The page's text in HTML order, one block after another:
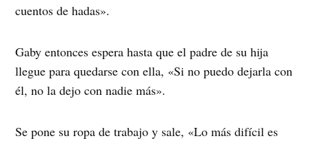
cuentos de hadas».
Gaby entonces espera hasta que el padre de su hija
llegue para quedarse con ella, «Si no puedo dejarla con
él, no la dejo con nadie más».
Se pone su ropa de trabajo y sale, «Lo más difícil es